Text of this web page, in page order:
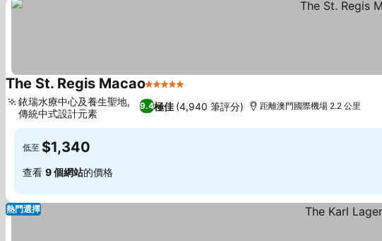
The St. Regis Macao5 星級
9.4極佳 (4,940 筆評分)
銥瑞水療中心及養生聖地,
傳統中式設計元素
距離澳門國際機場 2.2 公里
低至 $1,340
查看 9 個網站的價格
熱門選擇